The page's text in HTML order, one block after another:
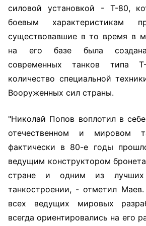
силовой установкой - Т-80,
боевым характеристикам
существовавшие в то время в
на его базе была
современных танков типа
количество специальной
Вооруженных сил страны.
"Николай Попов воплотил в
отечественном и мировом
фактически в 80-е годы
ведущим конструктором
стране и одним из
танкостроении, - отметил
всех ведущих мировых
всегда ориентировались на его